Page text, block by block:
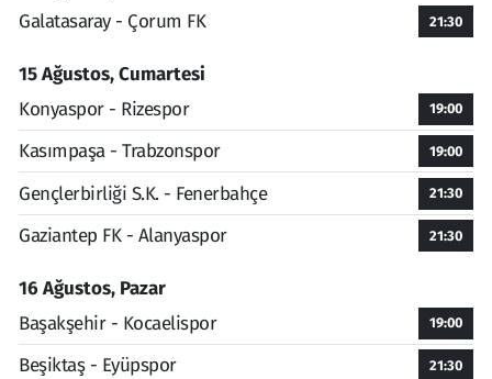
Galatasaray - Çorum FK
21:30
15 Ağustos, Cumartesi
Konyaspor - Rizespor
19:00
Kasımpaşa - Trabzonspor 19:00
Gençlerbirliği S.K. - Fenerbahçe 21:30
Gaziantep FK - Alanyaspor 21:30
16 Ağustos, Pazar
Başakşehir - Kocaelispor
19:00
Beşiktaş - Eyüpspor 21:30